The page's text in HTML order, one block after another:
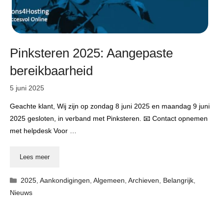
Pinksteren 2025: Aangepaste
bereikbaarheid
5 juni 2025
Geachte klant, Wij zijn op zondag 8 juni 2025 en maandag 9 juni
2025 gesloten, in verband met Pinksteren. 📧 Contact opnemen
met helpdesk Voor …
Lees meer
Categorieën
2025,Aankondigingen,Algemeen,Archieven, Belangrijk,
Nieuws